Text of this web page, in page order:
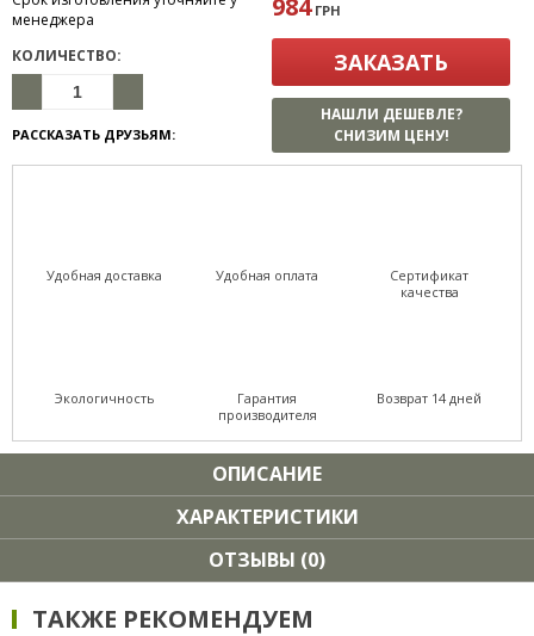
менеджера
КОЛИЧЕСТВО:
РАССКАЗАТЬ ДРУЗЬЯМ:
984 ГРН
ЗАКАЗАТЬ
НАШЛИ ДЕШЕВЛЕ?
СНИЗИМ ЦЕНУ!
Удобная доставка Удобная оплата
Сертификат
качества
Экологичность
Гарантия
производителя
Возврат 14 дней
ОПИСАНИЕ
ХАРАКТЕРИСТИКИ
ОТЗЫВЫ (0)
ТАКЖЕ РЕКОМЕНДУЕМ